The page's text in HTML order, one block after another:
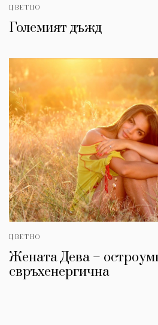
ЦВЕТНО
Големият дъжд
ЦВЕТНО
Жената Дева –
свръхенергична